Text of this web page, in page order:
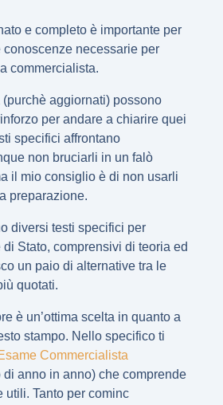
e completo è importante per
conoscenze necessarie per
commercialista.
(purchè aggiornati) possono
per andare a chiarire quei
specifici affrontano
non bruciarli in un falò
il mio consiglio è di non usarli
preparazione.
diversi testi specifici per
di Stato, comprensivi di teoria ed
un paio di alternative tra le
quotati.
è un’ottima scelta in quanto a
stampo. Nello specifico ti
Commercialista
di anno in anno) che comprende
utili. Tanto per cominc